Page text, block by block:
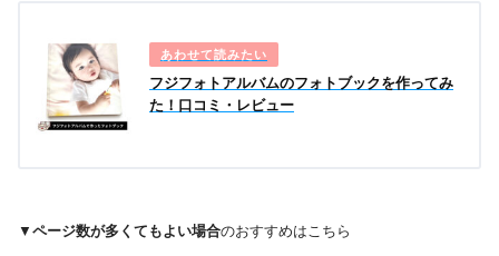
光沢感
本文：半光沢（
サイズ
A3スクエア相当
フジフォトアルバムのフォトブックを作ってみ
た！口コミ・レビュー
▼ ページ数が多くてもよい場合のおすすめはこちら